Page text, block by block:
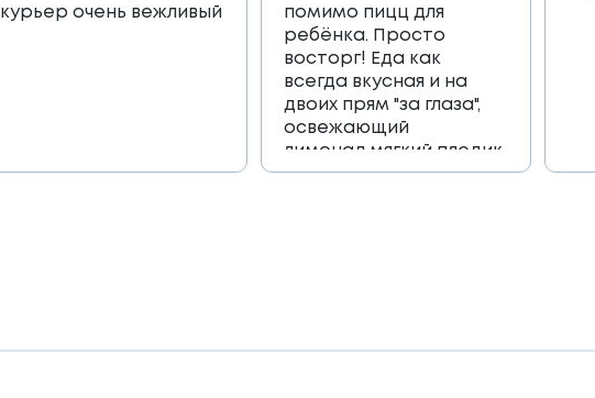
курьер очень вежливый
помимо пицц для
ребёнка. Просто
восторг! Еда как
всегда вкусная и на
двоих прям "за глаза",
освежающий
лимонад,мягкий пледик
для пикника,и коробка